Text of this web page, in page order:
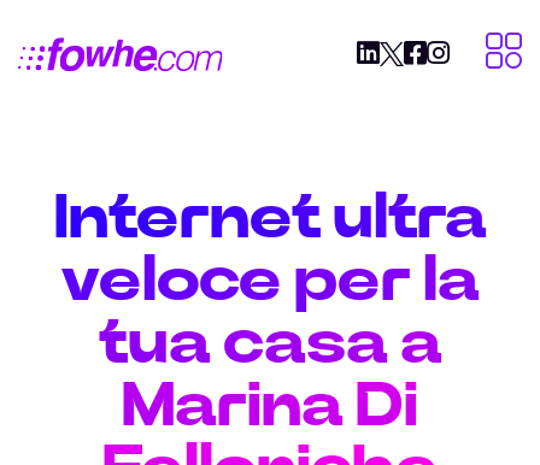
Internet ultra
veloce per la
tua casa a
Marina Di